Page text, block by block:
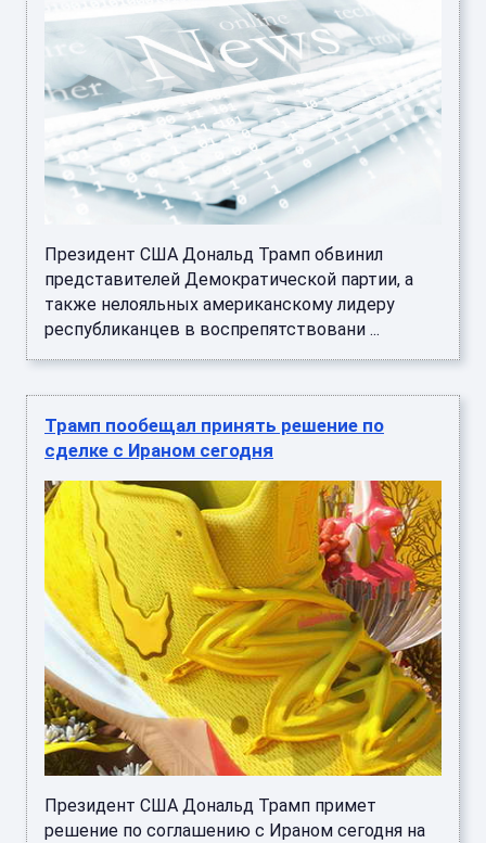
Президент США Дональд Трамп обвинил
представителей Демократической партии, а
также нелояльных американскому лидеру
республиканцев в воспрепятствовани ...
Трамп пообещал принять решение по
сделке с Ираном сегодня
Президент США Дональд Трамп примет
решение по соглашению с Ираном сегодня на